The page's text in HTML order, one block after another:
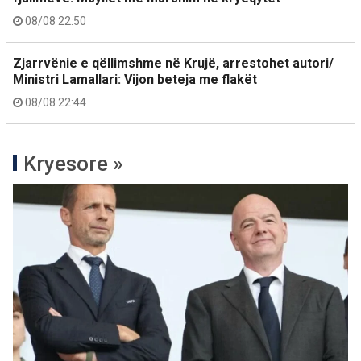
08/08 22:50
Zjarrvënie e qëllimshme në Krujë, arrestohet autori/
Ministri Lamallari: Vijon beteja me flakët
08/08 22:44
Kryesore »